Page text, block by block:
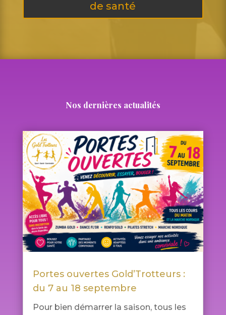
de santé
Nos dernières actualités
Portes ouvertes Gold’Trotteurs :
du 7 au 18 septembre
Pour bien démarrer la saison, tous les